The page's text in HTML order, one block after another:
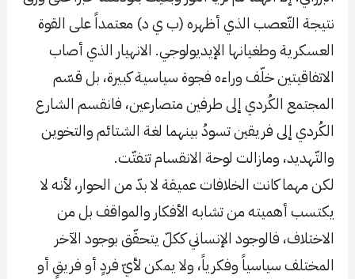
نتيجة التّعصب الذي أظهره (ب ي د) معتمداً على القوة
العسكرية وطغيانها الإيديولوجي. الانهيار الذي أصاب
الاتفاقيتين خلّف وراءه فجوة سياسية كبيرة، بل قسّم
المجتمع الكُردي إلى طرفين متصارعين، فانقسم الشارع
الكُردي إلى فريقين تسودُ بينهما لغة الشتائم والتخوين
والتّهديد، ومازالت لوحة الانقسام تتفتّت.
لكن مهما كانت الخلافات عميقة لا بدّ من الحوار، لأنه لا
يكتسب أهميته من تشابه الأفكار والمواقف بل من
الاختلاف، فالوجود الإنساني ككلّ يتحقّق بوجود الآخر
المختلف سياسياً وفكرياً، ولا يمكن لأيّ فردٍ أو فريقٍ أو